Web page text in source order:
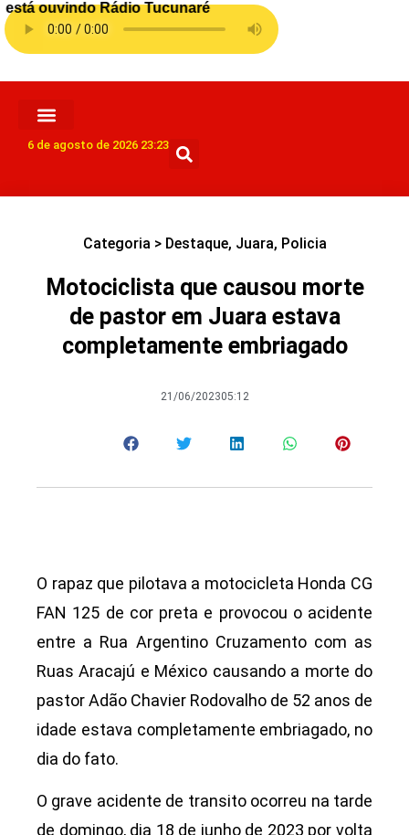
6 de agosto de 2026 23:23
Categoria > Destaque, Juara, Policia
Motociclista que causou morte
de pastor em Juara estava
completamente embriagado
21/06/202305:12
O rapaz que pilotava a motocicleta Honda CG
FAN 125 de cor preta e provocou o acidente
entre a Rua Argentino Cruzamento com as
Ruas Aracajú e México causando a morte do
pastor Adão Chavier Rodovalho de 52 anos de
idade estava completamente embriagado, no
dia do fato.
O grave acidente de transito ocorreu na tarde
de domingo, dia 18 de junho de 2023 por volta